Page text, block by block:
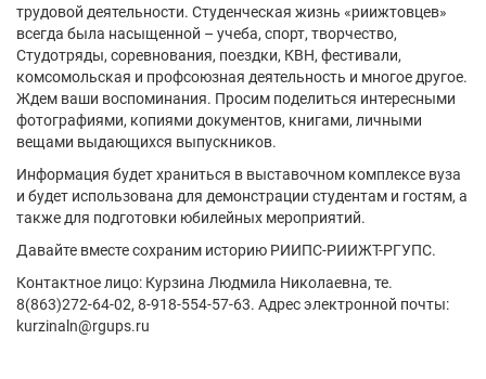
трудовой деятельности. Студенческая жизнь «риижтовцев»
всегда была насыщенной – учеба, спорт, творчество,
Студотряды, соревнования, поездки, КВН, фестивали,
комсомольская и профсоюзная деятельность и многое другое.
Ждем ваши воспоминания. Просим поделиться интересными
фотографиями, копиями документов, книгами, личными
вещами выдающихся выпускников.
Информация будет храниться в выставочном комплексе вуза
и будет использована для демонстрации студентам и гостям, а
также для подготовки юбилейных мероприятий.
Давайте вместе сохраним историю РИИПС-РИИЖТ-РГУПС.
Контактное лицо: Курзина Людмила Николаевна, те.
8(863)272-64-02, 8-918-554-57-63. Адрес электронной почты:
kurzinaln@rgups.ru